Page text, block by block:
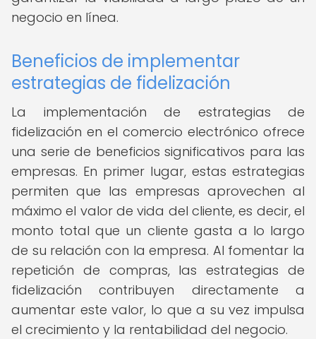
negocio en línea.
Beneficios de implementar
estrategias de fidelización
La implementación de estrategias de
fidelización en el comercio electrónico ofrece
una serie de beneficios significativos para las
empresas. En primer lugar, estas estrategias
permiten que las empresas aprovechen al
máximo el valor de vida del cliente, es decir, el
monto total que un cliente gasta a lo largo
de su relación con la empresa. Al fomentar la
repetición de compras, las estrategias de
fidelización contribuyen directamente a
aumentar este valor, lo que a su vez impulsa
el crecimiento y la rentabilidad del negocio.